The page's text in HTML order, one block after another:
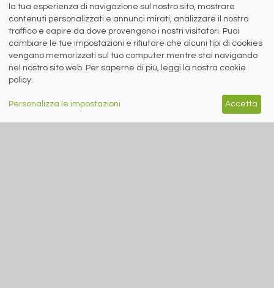
+39 030 254 00 06
E.
info@siderweb.com
Copyright siderweb spa sb
Tutti i diritti sono riservati
Privacy policy
Digital Services Act Policy
MENU
SEGUICI SUI NOSTRI
SOCIAL NETWORK
la tua esperienza di navigazione sul nostro sito, mostrare
contenuti personalizzati e annunci mirati, analizzare il nostro
traffico e capire da dove provengono i nostri visitatori. Puoi
cambiare le tue impostazioni e rifiutare che alcuni tipi di cookies
vengano memorizzati sul tuo computer mentre stai navigando
nel nostro sito web. Per saperne di più, leggi la nostra cookie
policy.
Personalizza le impostazioni Accetta